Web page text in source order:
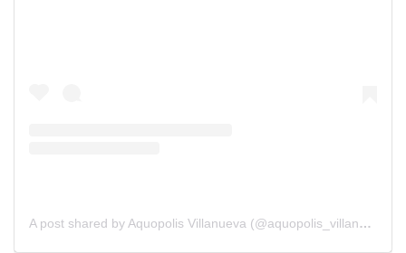
A post shared by Aquopolis Villanueva (@aquopolis_villanueva)